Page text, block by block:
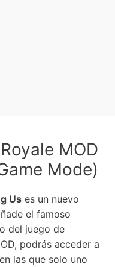
MOD
Mode)
Us es un nuevo
el famoso
del juego de
podrás acceder a
las que solo uno